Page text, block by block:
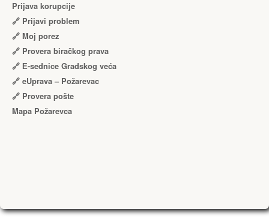
Prijava korupcije
🔗 Prijavi problem
🔗 Moj porez
🔗 Provera biračkog prava
🔗 Е-sednice Gradskog veća
🔗 eUprava – Požarevac
🔗 Provera pošte
Mapa Požarevca